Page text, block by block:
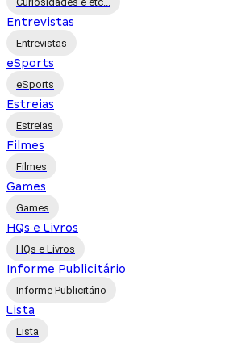
Entrevistas
Entrevistas
eSports
eSports
Estreias
Estreias
Filmes
Filmes
Games
Games
HQs e Livros
HQs e Livros
Informe Publicitário
Informe Publicitário
Lista
Lista